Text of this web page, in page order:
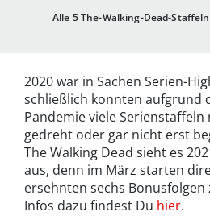
Alle 5 The-Walking-Dead-
2020 war in Sachen Serien-
schließlich konnten aufgrund
Pandemie viele Serienstaffeln
gedreht oder gar nicht erst
The Walking Dead sieht es
aus, denn im März starten
ersehnten sechs Bonusfolgen
Infos dazu findest Du hier.